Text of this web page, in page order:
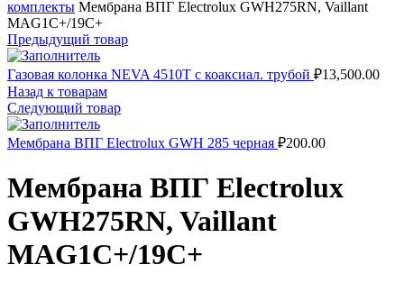
комплекты Мембрана ВПГ Electrolux GWH275RN, Vaillant
MAG1C+/19C+
Предыдущий товар
Газовая колонка NEVA 4510T с коаксиал. трубой ₽13,500.00
Назад к товарам
Следующий товар
Мембрана ВПГ Electrolux GWH 285 черная ₽200.00
Мембрана ВПГ Electrolux
GWH275RN, Vaillant
MAG1C+/19C+